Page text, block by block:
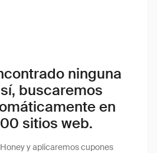
ninguna
buscaremos
en
sitios web.
y aplicaremos cupones